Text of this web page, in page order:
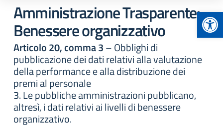
Amministrazione Trasparente:
Benessere organizzativo
Articolo 20, comma 3– Obblighi di
pubblicazione dei dati relativi alla valutazione
della performance e alla distribuzione dei
premi al personale
3. Le pubbliche amministrazioni pubblicano,
altresì, i dati relativi ai livelli di benessere
organizzativo.